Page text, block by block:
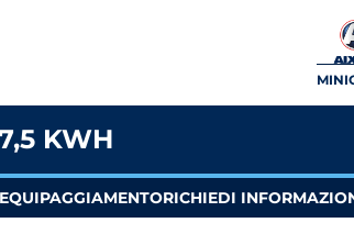
KWH
EQUIPAGGIAMENTORICHIEDI